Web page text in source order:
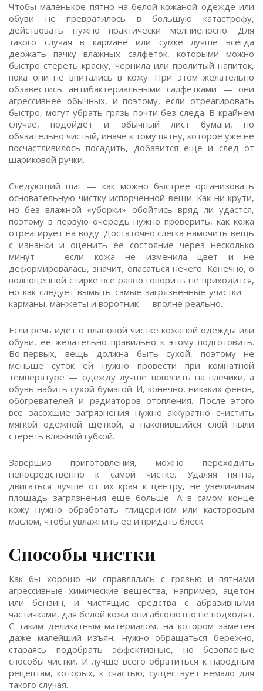
Чтобы маленькое пятно на белой кожаной одежде или
обуви не превратилось в большую катастрофу,
действовать нужно практически молниеносно. Для
такого случая в кармане или сумке лучше всегда
держать пачку влажных салфеток, которыми можно
быстро стереть краску, чернила или пролитый напиток,
пока они не впитались в кожу. При этом желательно
обзавестись антибактериальными салфетками — они
агрессивнее обычных, и поэтому, если отреагировать
быстро, могут убрать грязь почти без следа. В крайнем
случае, подойдет и обычный лист бумаги, но
обязательно чистый, иначе к тому пятну, которое уже не
посчастливилось посадить, добавится еще и след от
шариковой ручки.
Следующий шаг — как можно быстрее организовать
основательную чистку испорченной вещи. Как ни крути,
но без влажной «уборки» обойтись вряд ли удастся,
поэтому в первую очередь нужно проверить, как кожа
отреагирует на воду. Достаточно слегка намочить вещь
с изнанки и оценить ее состояние через несколько
минут — если кожа не изменила цвет и не
деформировалась, значит, опасаться нечего. Конечно, о
полноценной стирке все равно говорить не приходится,
но как следует вымыть самые загрязненные участки —
карманы, манжеты и воротник — вполне реально.
Если речь идет о плановой чистке кожаной одежды или
обуви, ее желательно правильно к этому подготовить.
Во-первых, вещь должна быть сухой, поэтому не
меньше суток ей нужно провести при комнатной
температуре — одежду лучше повесить на плечики, а
обувь набить сухой бумагой. И, конечно, никаких фенов,
обогревателей и радиаторов отопления. После этого
все засохшие загрязнения нужно аккуратно счистить
мягкой одежной щеткой, а накопившийся слой пыли
стереть влажной губкой.
Завершив приготовления, можно переходить
непосредственно к самой чистке. Удаляя пятна,
двигаться лучше от их края к центру, не увеличивая
площадь загрязнения еще больше. А в самом конце
кожу нужно обработать глицерином или касторовым
маслом, чтобы увлажнить ее и придать блеск.
Способы чистки
Как бы хорошо ни справлялись с грязью и пятнами
агрессивные химические вещества, например, ацетон
или бензин, и чистящие средства с абразивными
частичками, для белой кожи они абсолютно не подходят.
С таким деликатным материалом, на котором заметен
даже малейший изъян, нужно обращаться бережно,
стараясь подобрать эффективные, но безопасные
способы чистки. И лучше всего обратиться к народным
рецептам, которых, к счастью, существует немало для
такого случая.